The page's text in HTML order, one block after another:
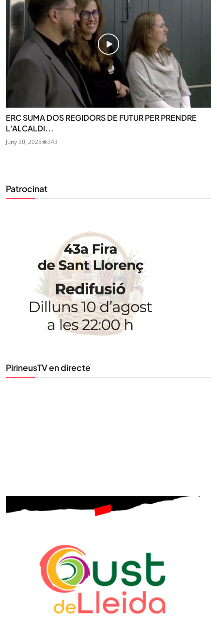
ERC SUMA DOS REGIDORS DE FUTUR PER PRENDRE
L’ALCALDI...
Juny 30, 2025 343
Patrocinat
PirineusTV en directe
Uneix-te al nostre butlletí
Tota l’actualitat, seleccionada i enviada directament
al teu correu. Subscriu-te al nostre butlletí i segueix
la informació que importa.